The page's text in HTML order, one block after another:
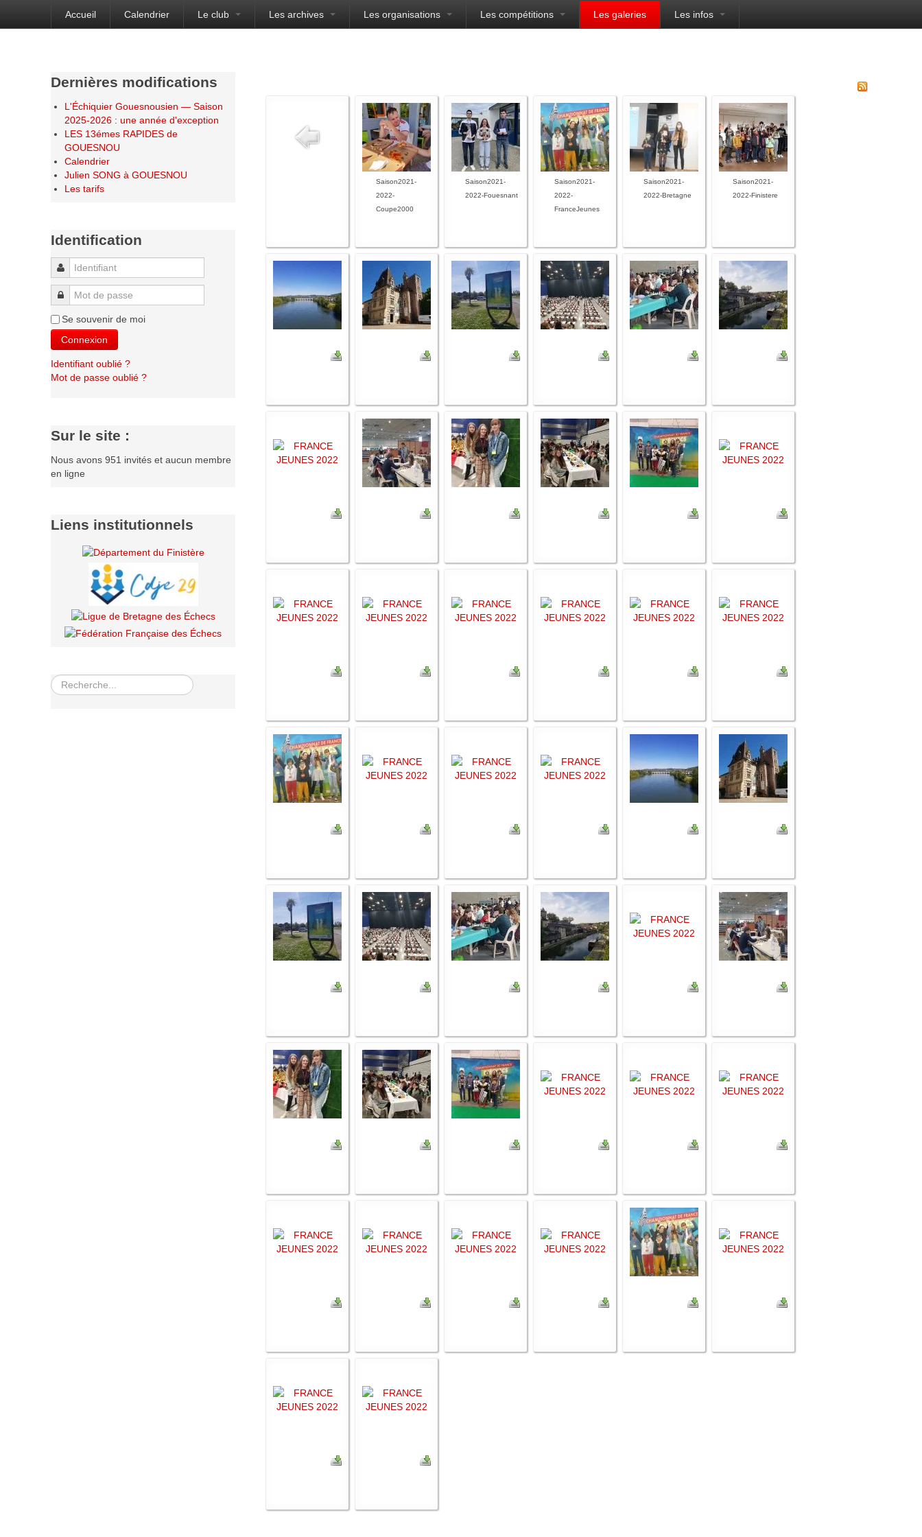
Bienvenue sur le site de l'Échiquier Gouesnousien
Accueil Calendrier Le club Les archives Les organisations Les compétitions Les galeries Les infos
Saison2021-
2022-
Coupe2000
Saison2021-
2022-Fouesnant
Saison2021-
2022-
FranceJeunes
Saison2021-
2022-Bretagne
Saison2021-
2022-Finistere
Dernières modifications
L'Échiquier Gouesnousien — Saison
2025-2026 : une année d'exception
LES 13émes RAPIDES de
GOUESNOU
Calendrier
Julien SONG à GOUESNOU
Les tarifs
Identification
Identifiant
Mot de passe
Se souvenir de moi
Connexion
Identifiant oublié ?
Mot de passe oublié ?
Sur le site :
Nous avons 951 invités et aucun membre
en ligne
Liens institutionnels
Rechercher